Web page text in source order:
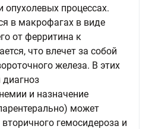
процессах.
в макрофагах в виде
от ферритина к
что влечет за собой
железа. В этих
и назначение
может
гемосидероза и